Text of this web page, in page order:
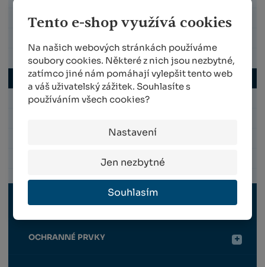
Tento e-shop využívá cookies
Na našich webových stránkách používáme
soubory cookies. Některé z nich jsou nezbytné,
zatímco jiné nám pomáhají vylepšit tento web
a váš uživatelský zážitek. Souhlasíte s
používáním všech cookies?
Nastavení
Jen nezbytné
Souhlasím
OBOURUČNÍ NŮŽKY NA VĚTVE
BROUSKY
POUZDRA NA NŮŽKY
MAZACÍ TUKY A SPREJE
ZVÝHODNĚNÉ SADY
OPĚRNÁ KONSTRUKCE
OCHRANNÉ PRVKY